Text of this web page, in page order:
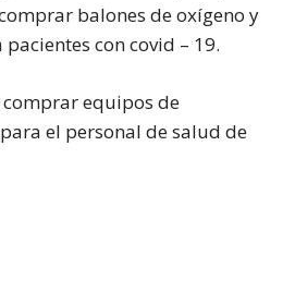
balones de oxígeno y
con covid – 19.
equipos de
el personal de salud de